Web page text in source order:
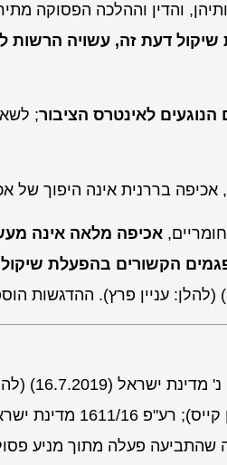
והדין וההלכה הפסוקה
דעת זה, עשויה הרשות
הנוגעים לאינטרס הציבור;
אכיפה בררנית אינה היפוך של
אכיפה מלאה אינה
הקשורים בהפעלת
עניין פרץ). ההדגשות
נ' מדינת ישראל (16.7.2019) (להלן:
קייס); רע"פ 1611/16 מדינת
פעלה מתוך מניע פסול